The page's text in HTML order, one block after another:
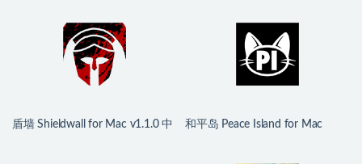
盾墙 Shieldwall for Mac v1.1.0 中
和平岛 Peace Island for Mac